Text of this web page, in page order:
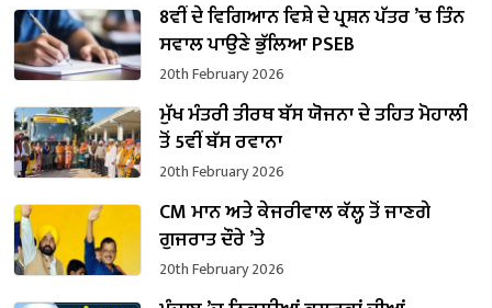
8ਵੀਂ ਦੇ ਵਿਗਿਆਨ ਵਿਸ਼ੇ ਦੇ ਪ੍ਰਸ਼ਨ ਪੱਤਰ ’ਚ ਤਿੰਨ
ਸਵਾਲ ਪਾਉਣੇ ਭੁੱਲਿਆ PSEB
20th February 2026
ਮੁੱਖ ਮੰਤਰੀ ਤੀਰਥ ਬੱਸ ਯੋਜਨਾ ਦੇ ਤਹਿਤ ਮੋਹਾਲੀ
ਤੋਂ 5ਵੀਂ ਬੱਸ ਰਵਾਨਾ
20th February 2026
CM ਮਾਨ ਅਤੇ ਕੇਜਰੀਵਾਲ ਕੱਲ੍ਹ ਤੋਂ ਜਾਣਗੇ
ਗੁਜਰਾਤ ਦੌਰੇ ’ਤੇ
20th February 2026